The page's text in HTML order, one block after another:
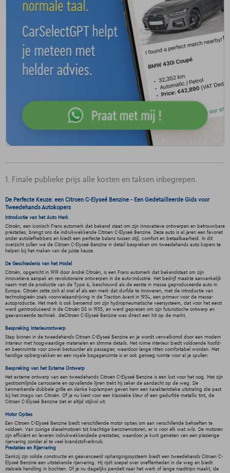
1. Finale publieke prijs alle kosten en taksen inbegrepen.
De Perfecte Keuze: een Citroen C-Elyseé Benzine - Een Gedetailleerde Gids voor
Tweedehands Autokopers
Introductie van het Auto Merk
Citroën, een iconisch Frans automerk dat bekend staat om zijn innovatieve ontwerpen en betrouwbare
prestaties, brengt ons de indrukwekkende Citroen C-Elyseé Benzine. Deze auto is al jaren een favoriet
onder autoliefhebbers en biedt een perfecte balans tussen stijl, comfort en betaalbaarheid. In dit
overzicht zullen we de Citroen C-Elyseé Benzine in detail bespreken om tweedehands auto kopers te
helpen bij het maken van de juiste keuze.
De Geschiedenis van het Model
Citroën, opgericht in 1919 door André Citroën, is een Frans automerk dat bekendstaat om zijn
innovatieve aanpak en revolutionaire ontwerpen in de auto-industrie. Het bedrijf maakte aanvankelijk
naam met de productie van de Type A, beschouwd als de eerste in massa geproduceerde auto in
Europa. Citroën zette zich al snel af als een merk dat durfde te innoveren, met de introductie van
technologieën zoals voorwielaandrijving in de Traction Avant in 1934, een primeur voor de massa-
autoproductie. Het merk is ook beroemd om zijn hydropneumatische veersysteem, dat voor het eerst
werd geïntroduceerd in de Citroën DS in 1955, en werd geprezen om zijn futuristische ontwerp en
geavanceerde techniek. deCitroen C-Elyseé Benzine was direct een hit op de markt.
Bespreking Interieurontwerp
Stap binnen in de tweedehands Citroen C-Elyseé Benzine en je wordt verwelkomd door een modern
interieur met hoogwaardige materialen en slimme details. Het ruime interieur biedt voldoende hoofd-
en beenruimte voor zowel bestuurder als passagier, waardoor lange ritten comfortabel worden. Met
handige opbergvakken en een royale bagageruimte is er ook genoeg ruimte voor al je spullen.
Bespreking van het Externe Ontwerp
Het externe ontwerp van een tweedehands Citroen C-Elyseé Benzine is een lust voor het oog. Met zijn
gestroomlijnde carrosserie en opvallende lijnen trekt hij zeker de aandacht op de weg. De
kenmerkende dubbele grille en slanke koplampen geven hem een karakteristieke uitstraling die past
bij het imago van Citroën. Of je nu kiest voor een klassieke kleur of een gedurfde metallic tint, de
Citroen C-Elyseé Benzine ziet er altijd stijlvol uit.
Motor Opties
Een Citroen C-Elyseé Benzine biedt verschillende motor opties om aan verschillende behoeften te
voldoen. Van zuinige dieselmotoren tot krachtige benzinemotoren, er is voor elk wat wils. De motoren
zijn efficiënt en leveren indrukwekkendede prestaties, waardoor je kunt genieten van een plezierige
rijervaring zonder al te veel brandstofverbruik.
Prestaties en Rijervaring
Dankzij zijn solide constructie en geavanceerd ophangingssysteem biedt een tweedehands Citroen C-
Elyseé Benzine een uitstekende rijervaring. Hij rijdt soepel over oneffenheden in de weg en biedt
stabiele handling in bochten. Of je nu dagelijks pendelt naar het werk of lange roadtrips maakt, de